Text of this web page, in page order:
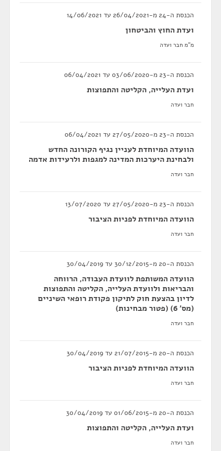
הכנסת ה-24 מ-26/04/2021 עד 14/06/2021
ועדת החוץ והביטחון
מ"מ חבר ועדה
הכנסת ה-23 מ-03/06/2020 עד 06/04/2021
ועדת העלייה, הקליטה והתפוצות
חבר ועדה
הכנסת ה-23 מ-27/05/2020 עד 06/04/2021
הוועדה המיוחדת לעניין נגיף הקורונה החדש
ולבחינת היערכות המדינה למגפות ולרעידות אדמה
חבר ועדה
הכנסת ה-23 מ-27/05/2020 עד 13/07/2020
הוועדה המיוחדת לפניות הציבור
חבר ועדה
הכנסת ה-20 מ-30/12/2015 עד 30/04/2019
הוועדה המשותפת לוועדת העבודה, הרווחה
והבריאות ולוועדת העלייה, הקליטה והתפוצות
לדיון בהצעת חוק לתיקון פקודת רופאי השיניים
(מס' 6) (פטור מבחינות)
חבר ועדה
הכנסת ה-20 מ-21/07/2015 עד 30/04/2019
הוועדה המיוחדת לפניות הציבור
חבר ועדה
הכנסת ה-20 מ-01/06/2015 עד 30/04/2019
ועדת העלייה, הקליטה והתפוצות
חבר ועדה